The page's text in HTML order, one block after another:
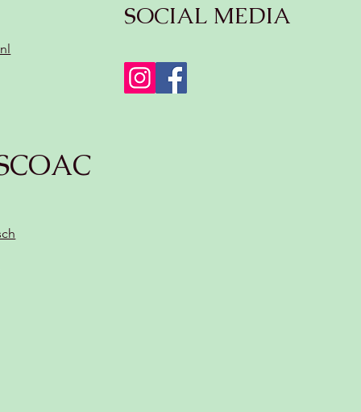
SOCIAL MEDIA